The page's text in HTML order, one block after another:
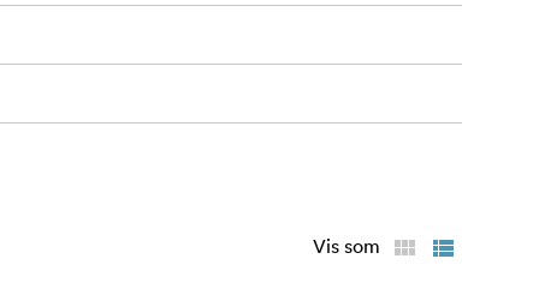
mens
Vis som